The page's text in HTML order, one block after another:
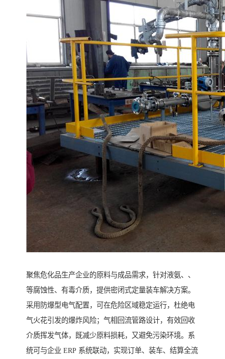
聚焦危化品生产企业的原料与成品需求，针对液氨、、
等腐蚀性、有毒介质，提供密闭式定量装车解决方案。
采用防爆型电气配置，可在危险区域稳定运行，杜绝电
气火花引发的爆炸风险；气相回流管路设计，有效回收
介质挥发气体，既减少原料损耗，又避免污染环境。系
统可与企业 ERP 系统联动，实现订单、装车、结算全流